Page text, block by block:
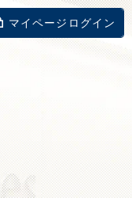
マイページログイン